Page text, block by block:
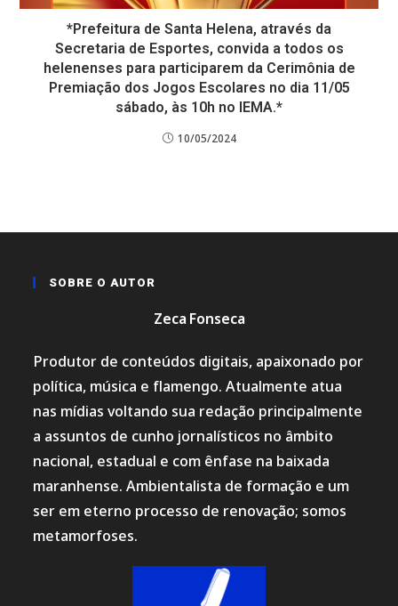
*Prefeitura de Santa Helena, através da
Secretaria de Esportes, convida a todos os
helenenses para participarem da Cerimônia de
Premiação dos Jogos Escolares no dia 11/05
sábado, às 10h no IEMA.*
10/05/2024
SOBRE O AUTOR
Zeca Fonseca
Produtor de conteúdos digitais, apaixonado por
política, música e flamengo. Atualmente atua
nas mídias voltando sua redação principalmente
a assuntos de cunho jornalísticos no âmbito
nacional, estadual e com ênfase na baixada
maranhense. Ambientalista de formação e um
ser em eterno processo de renovação; somos
metamorfoses.